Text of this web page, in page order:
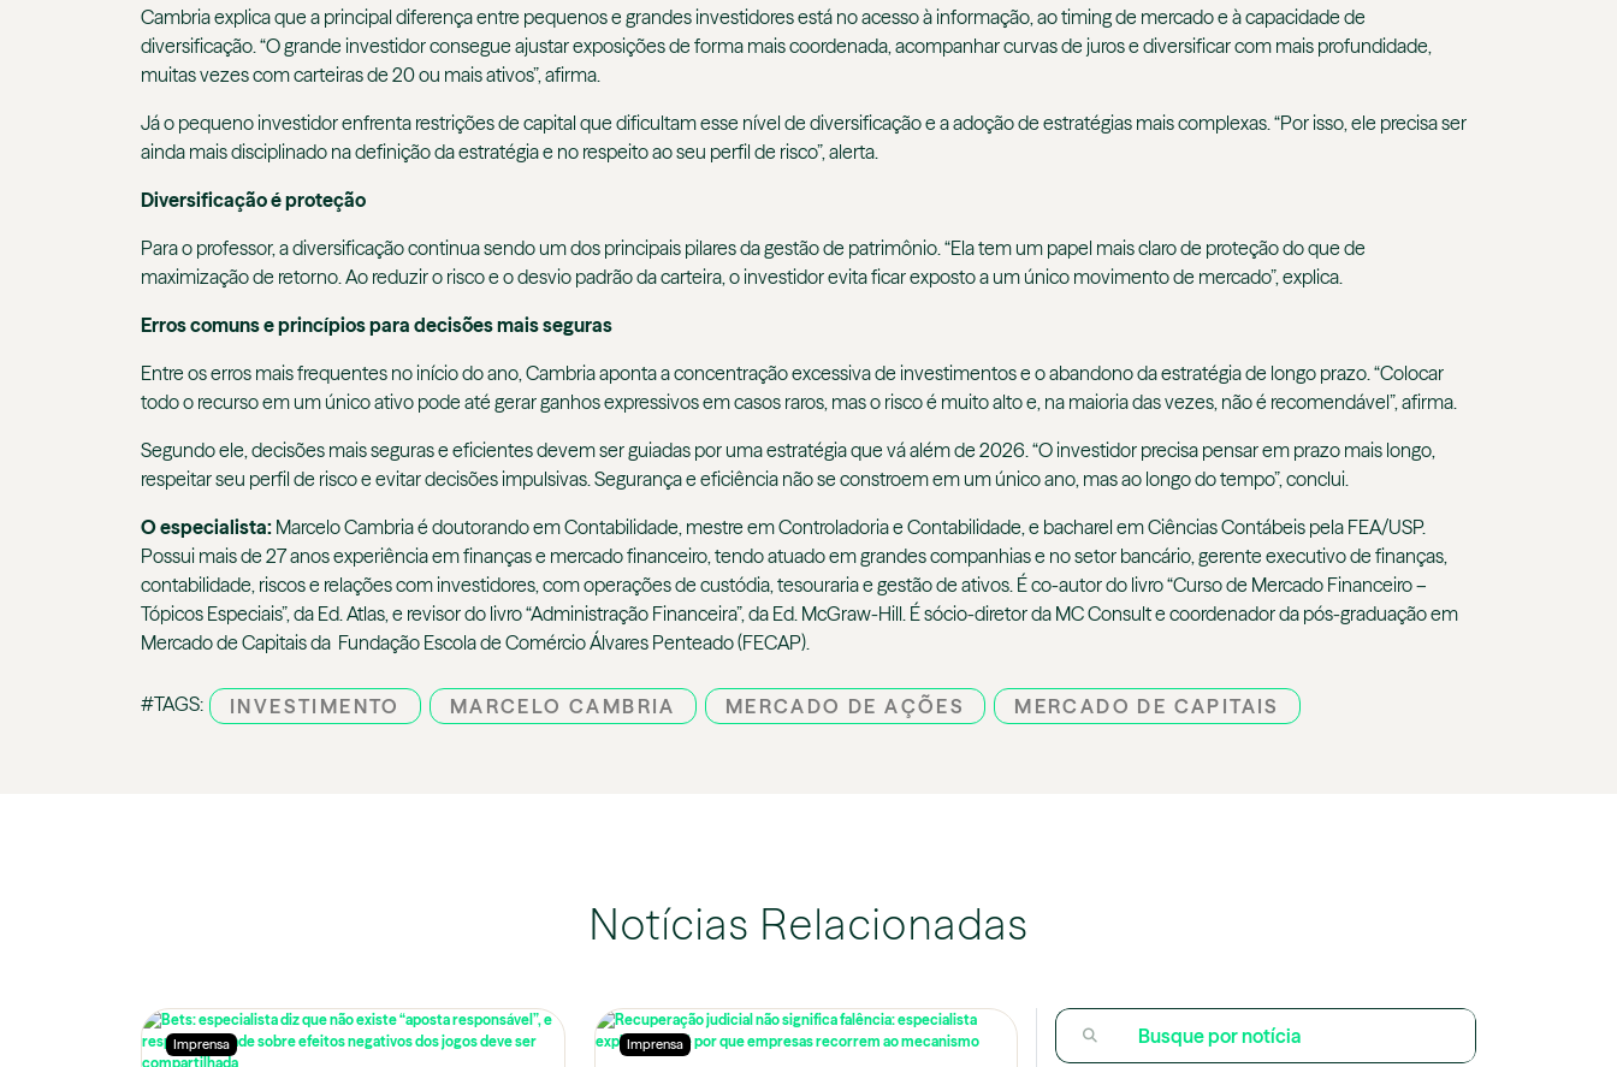
Cambria explica que a principal diferença entre pequenos e grandes investidores está no acesso à informação, ao timing de mercado e à capacidade de
diversificação. “O grande investidor consegue ajustar exposições de forma mais coordenada, acompanhar curvas de juros e diversificar com mais profundidade,
muitas vezes com carteiras de 20 ou mais ativos”, afirma.
Já o pequeno investidor enfrenta restrições de capital que dificultam esse nível de diversificação e a adoção de estratégias mais complexas. “Por isso, ele precisa ser
ainda mais disciplinado na definição da estratégia e no respeito ao seu perfil de risco”, alerta.
Diversificação é proteção
Para o professor, a diversificação continua sendo um dos principais pilares da gestão de patrimônio. “Ela tem um papel mais claro de proteção do que de
maximização de retorno. Ao reduzir o risco e o desvio padrão da carteira, o investidor evita ficar exposto a um único movimento de mercado”, explica.
Erros comuns e princípios para decisões mais seguras
Entre os erros mais frequentes no início do ano, Cambria aponta a concentração excessiva de investimentos e o abandono da estratégia de longo prazo. “Colocar
todo o recurso em um único ativo pode até gerar ganhos expressivos em casos raros, mas o risco é muito alto e, na maioria das vezes, não é recomendável”, afirma.
Segundo ele, decisões mais seguras e eficientes devem ser guiadas por uma estratégia que vá além de 2026. “O investidor precisa pensar em prazo mais longo,
respeitar seu perfil de risco e evitar decisões impulsivas. Segurança e eficiência não se constroem em um único ano, mas ao longo do tempo”, conclui.
O especialista: Marcelo Cambria é doutorando em Contabilidade, mestre em Controladoria e Contabilidade, e bacharel em Ciências Contábeis pela FEA/USP.
Possui mais de 27 anos experiência em finanças e mercado financeiro, tendo atuado em grandes companhias e no setor bancário, gerente executivo de finanças,
contabilidade, riscos e relações com investidores, com operações de custódia, tesouraria e gestão de ativos. É co-autor do livro “Curso de Mercado Financeiro –
Tópicos Especiais”, da Ed. Atlas, e revisor do livro “Administração Financeira”, da Ed. McGraw-Hill. É sócio-diretor da MC Consult e coordenador da pós-graduação em
Mercado de Capitais da Fundação Escola de Comércio Álvares Penteado (FECAP).
#TAGS: INVESTIMENTO MARCELO CAMBRIA MERCADO DE AÇÕES MERCADO DE CAPITAIS
Notícias Relacionadas
Imprensa Imprensa